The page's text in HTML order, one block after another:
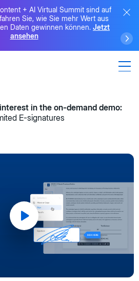
+ AI Virtual Summit sind auf
Sie, wie Sie mehr Wert aus
Daten gewinnen können. Jetzt
ansehen
in the on-demand demo:
E-signatures
Play